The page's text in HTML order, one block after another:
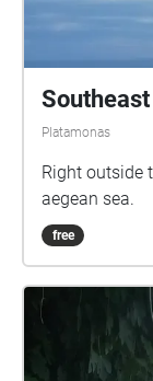
Platamonas
Right outside
aegean sea.
free